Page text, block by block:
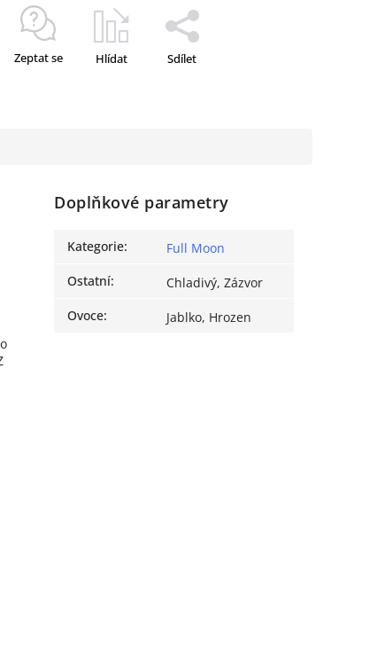
Zeptat se Hlídat Sdílet
Doplňkové parametry
Kategorie:
Full Moon
Ostatní:
Chladivý, Zázvor
Ovoce: Jablko, Hrozen